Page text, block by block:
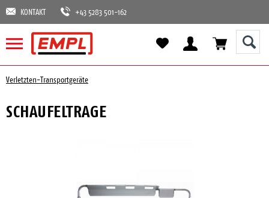
KONTAKT +43 5283 501-162
Verletzten-Transportgeräte
SCHAUFELTRAGE